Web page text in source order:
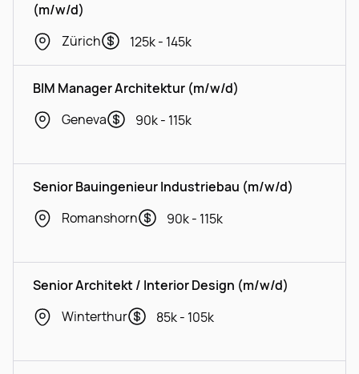
(m/w/d)
Zürich
125k - 145k
BIM Manager Architektur (m/w/d)
Geneva
90k - 115k
Senior Bauingenieur Industriebau (m/w/d)
Romanshorn
90k - 115k
Senior Architekt / Interior Design (m/w/d)
Winterthur
85k - 105k